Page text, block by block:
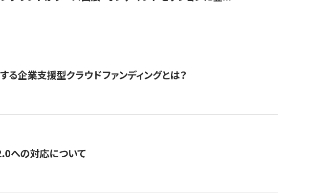
企業支援型クラウドファンディングとは？
への対応について